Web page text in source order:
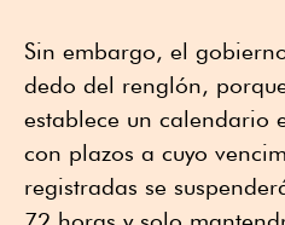
Sin embargo, el
dedo del renglón,
establece un calendario
con plazos a cuyo
registradas se